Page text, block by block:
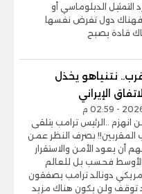
التمثيل الدبلوماسي أو
فهناك دول تفرض نفسها
قادة يصبح
نتنياهو يخذل
الإيراني
انهزم ..الرئيس ترامب يتلقى
المقربين!! بصرف النظر عمن
أن يعود الأمن والاستقرار
فحسب بل للعالم
دونالد ترامب يصفقون
توقف ولن يكون هناك مزيد